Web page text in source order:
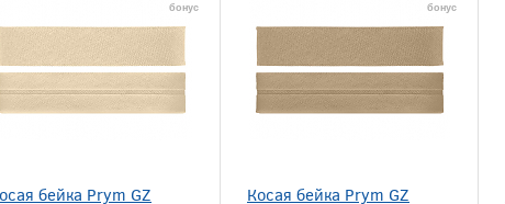
бонус
бейка Prym GZ
бонус
Косая бейка Prym GZ